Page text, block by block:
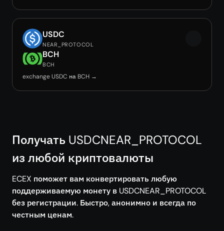
USDC
NEAR_PROTOCOL
BCH
BCH
exchange USDC на BCH →
Получать USDCNEAR_PROTOCOL
из любой криптовалюты
ECEX поможет вам конвертировать любую
поддерживаемую монету в USDCNEAR_PROTOCOL
без регистрации. Быстро, анонимно и всегда по
честным ценам.